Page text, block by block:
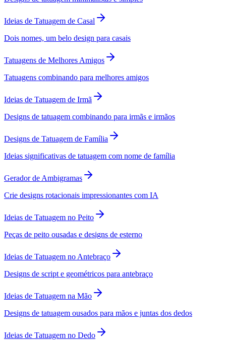
Ideias de Tatuagem de Casal
Dois nomes, um belo design para casais
Tatuagens de Melhores Amigos
Tatuagens combinando para melhores amigos
Ideias de Tatuagem de Irmã
Designs de tatuagem combinando para irmãs e irmãos
Designs de Tatuagem de Família
Ideias significativas de tatuagem com nome de família
Gerador de Ambigramas
Crie designs rotacionais impressionantes com IA
Ideias de Tatuagem no Peito
Peças de peito ousadas e designs de esterno
Ideias de Tatuagem no Antebraço
Designs de script e geométricos para antebraço
Ideias de Tatuagem na Mão
Designs de tatuagem ousados para mãos e juntas dos dedos
Ideias de Tatuagem no Dedo